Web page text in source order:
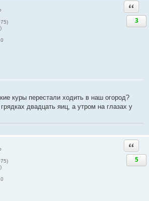
3
куры перестали ходить в наш огород?
двадцать яиц, а утром на глазах у
5